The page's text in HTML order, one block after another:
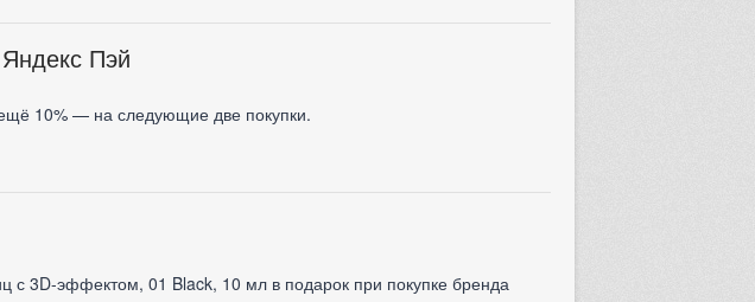
Пэй
10% — на следующие две покупки.
3D-эффектом, 01 Black, 10 мл в подарок при покупке бренда